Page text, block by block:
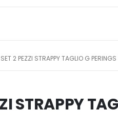
2 PEZZI STRAPPY TAGLIO G
STRAPPY